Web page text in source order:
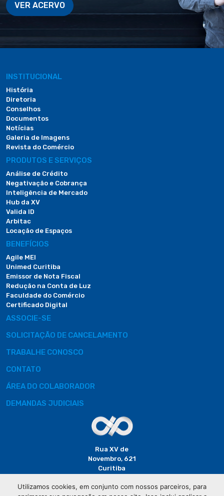
VER ACERVO
INSTITUCIONAL
História
Diretoria
Conselhos
Documentos
Notícias
Galeria de Imagens
Revista do Comércio
PRODUTOS E SERVIÇOS
Análise de Crédito
Negativação e Cobrança
Inteligência de Mercado
Hub da XV
Valida ID
Arbitac
Locação de Espaços
BENEFÍCIOS
Agile MEI
Unimed Curitiba
Emissor de Nota Fiscal
Redução na Conta de Luz
Faculdade do Comércio
Certificado Digital
ASSOCIE-SE
SOLICITAÇÃO DE CANCELAMENTO
TRABALHE CONOSCO
CONTATO
ÁREA DO COLABORADOR
DEMANDAS JUDICIAIS
Rua XV de
Novembro, 621
Curitiba
Utilizamos cookies, em conjunto com nossos parceiros, para